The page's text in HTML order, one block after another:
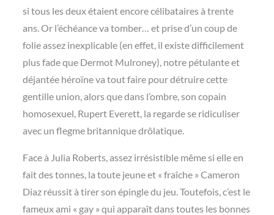
si tous les deux étaient encore célibataires à trente
ans. Or l’échéance va tomber… et prise d’un coup de
folie assez inexplicable (en effet, il existe difficilement
plus fade que Dermot Mulroney), notre pétulante et
déjantée héroïne va tout faire pour détruire cette
gentille union, alors que dans l’ombre, son copain
homosexuel, Rupert Everett, la regarde se ridiculiser
avec un flegme britannique drôlatique.
Face à Julia Roberts, assez irrésistible même si elle en
fait des tonnes, la toute jeune et « fraîche » Cameron
Diaz réussit à tirer son épingle du jeu. Toutefois, c’est le
fameux ami « gay » qui apparaît dans toutes les bonnes